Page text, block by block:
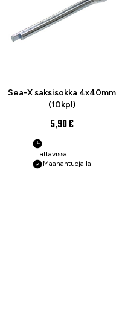
Sea-X saksisokka 4x40mm
(10kpl)
5,90 €
Tilattavissa
Maahantuojalla